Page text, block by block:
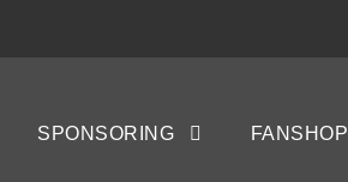
SPONSORING FANSHOP